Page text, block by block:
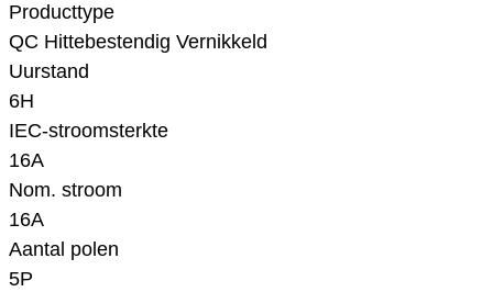
Producttype
QC Hittebestendig Vernikkeld
Uurstand
6H
IEC-stroomsterkte
16A
Nom. stroom
16A
Aantal polen
5P